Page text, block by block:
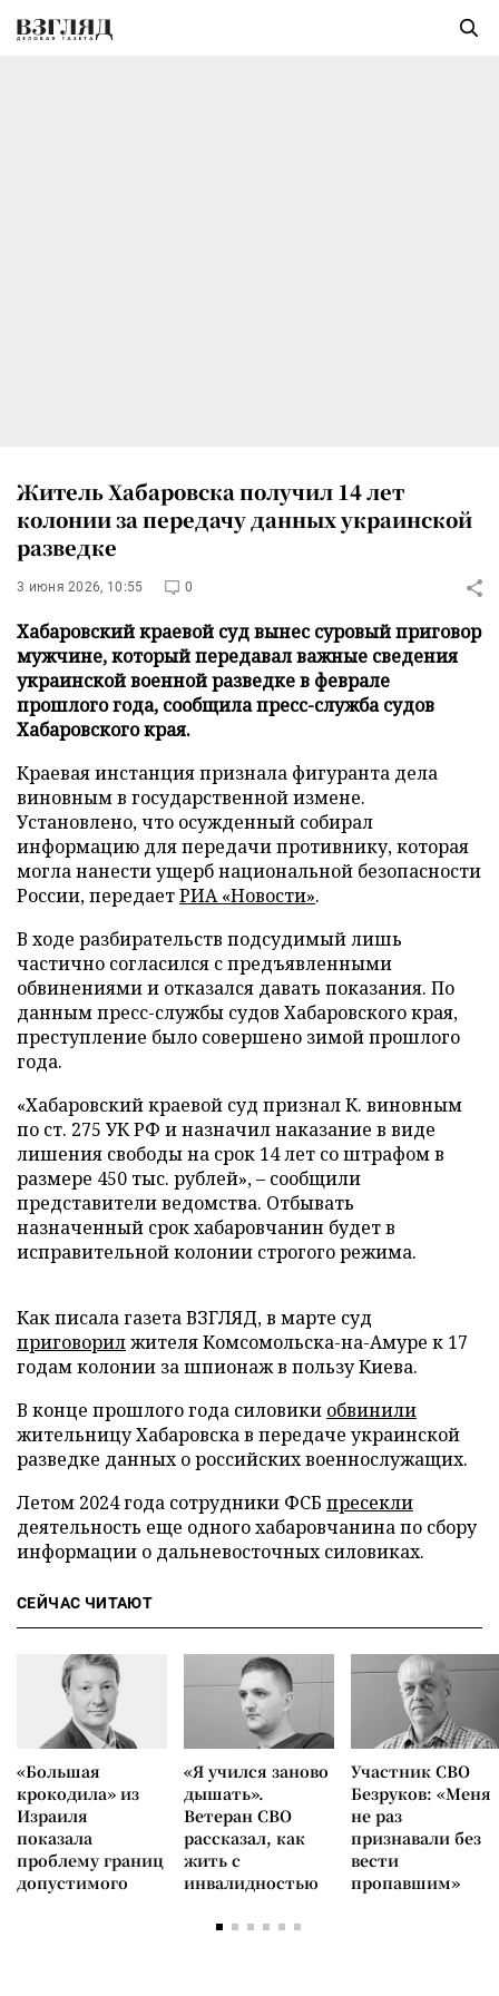
Житель Хабаровска получил 14 лет
колонии за передачу данных украинской
разведке
3 июня 2026, 10:55 0
Хабаровский краевой суд вынес суровый приговор
мужчине, который передавал важные сведения
украинской военной разведке в феврале
прошлого года, сообщила пресс-служба судов
Хабаровского края.
Краевая инстанция признала фигуранта дела
виновным в государственной измене.
Установлено, что осужденный собирал
информацию для передачи противнику, которая
могла нанести ущерб национальной безопасности
России, передаетРИА «Новости».
В ходе разбирательств подсудимый лишь
частично согласился с предъявленными
обвинениями и отказался давать показания. По
данным пресс-службы судов Хабаровского края,
преступление было совершено зимой прошлого
года.
«Хабаровский краевой суд признал К. виновным
по ст. 275 УК РФ и назначил наказание в виде
лишения свободы на срок 14 лет со штрафом в
размере 450 тыс. рублей», – сообщили
представители ведомства. Отбывать
назначенный срок хабаровчанин будет в
исправительной колонии строгого режима.
Как писала газета ВЗГЛЯД, в марте суд
приговорилжителя Комсомольска-на-Амуре к 17
годам колонии за шпионаж в пользу Киева.
В конце прошлого года силовики обвинили
жительницу Хабаровска в передаче украинской
разведке данных о российских военнослужащих.
Летом 2024 года сотрудники ФСБ пресекли
деятельность еще одного хабаровчанина по сбору
информации о дальневосточных силовиках.
СЕЙЧАС ЧИТАЮТ
«Большая
крокодила» из
Израиля
показала
проблему границ
допустимого
«Я учился заново
дышать».
Ветеран СВО
рассказал, как
жить с
инвалидностью
Участник СВО
Безруков: «Меня
не раз
признавали без
вести
пропавшим»